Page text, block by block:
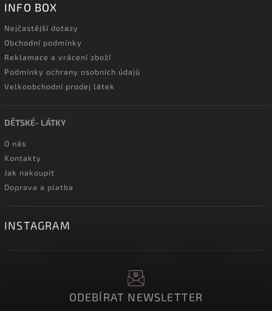
INFO BOX
Nejčastější dotazy
Obchodní podmínky
Reklamace a vrácení zboží
Podmínky ochrany osobních údajů
Velkoobchodní prodej látek
DĚTSKÉ- LÁTKY
O nás
Kontakty
Jak nakoupit
Doprava a platba
INSTAGRAM
ODEBÍRAT NEWSLETTER